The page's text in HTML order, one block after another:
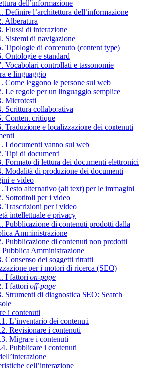
dell’informazione
Definire l’architettura dell’informazione
Alberatura
Flussi di interazione
Sistemi di navigazione
Tipologie di contenuto (content type)
Ontologie e standard
Vocabolari controllati e tassonomie
e linguaggio
Come leggono le persone sul web
Le regole per un linguaggio semplice
Microtesti
Scrittura collaborativa
Content critique
Traduzione e localizzazione dei contenuti
I documenti vanno sul web
Tipi di documenti
Formato di lettura dei documenti elettronici
Modalità di produzione dei documenti
e video
Testo alternativo (alt text) per le immagini
Sottotitoli per i video
Trascrizioni per i video
intellettuale e privacy
Pubblicazione di contenuti prodotti dalla
Amministrazione
Pubblicazione di contenuti non prodotti
Pubblica Amministrazione
Consenso dei soggetti ritratti
per i motori di ricerca (SEO)
I fattori on-page
I fattori off-page
Strumenti di diagnostica SEO: Search
i contenuti
L’inventario dei contenuti
Revisionare i contenuti
Migrare i contenuti
Pubblicare i contenuti
dell’interazione